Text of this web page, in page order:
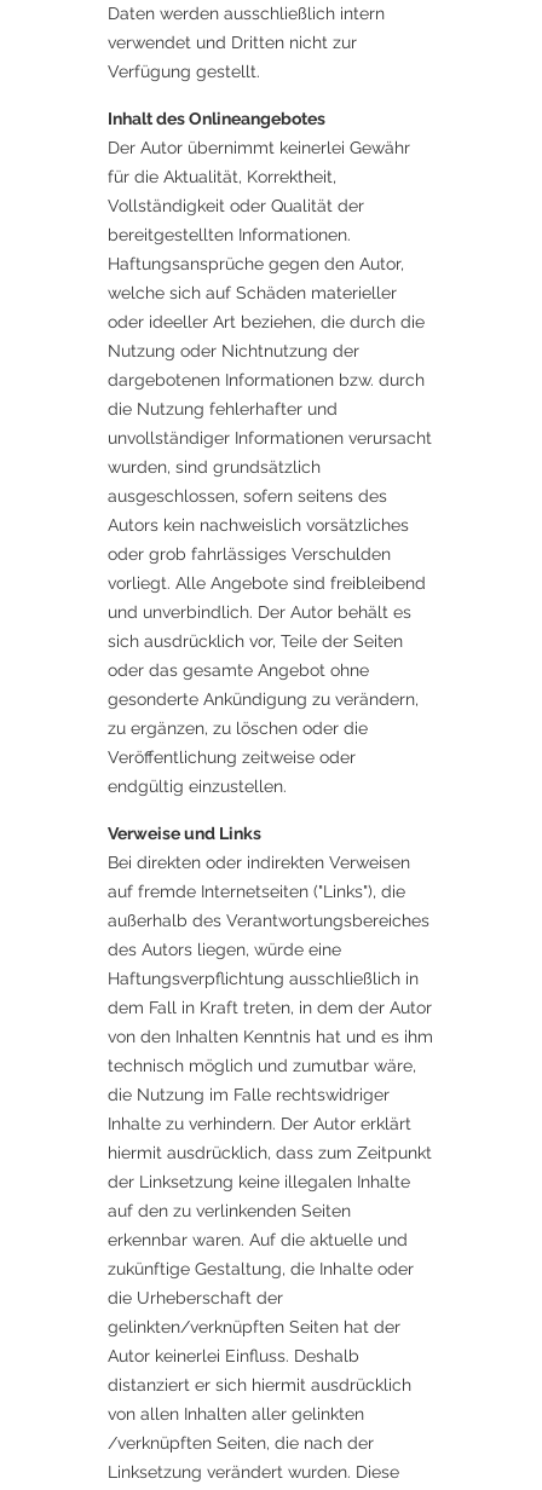
Daten werden ausschließlich intern
verwendet und Dritten nicht zur
Verfügung gestellt.
Inhalt des Onlineangebotes
Der Autor übernimmt keinerlei Gewähr
für die Aktualität, Korrektheit,
Vollständigkeit oder Qualität der
bereitgestellten Informationen.
Haftungsansprüche gegen den Autor,
welche sich auf Schäden materieller
oder ideeller Art beziehen, die durch die
Nutzung oder Nichtnutzung der
dargebotenen Informationen bzw. durch
die Nutzung fehlerhafter und
unvollständiger Informationen verursacht
wurden, sind grundsätzlich
ausgeschlossen, sofern seitens des
Autors kein nachweislich vorsätzliches
oder grob fahrlässiges Verschulden
vorliegt. Alle Angebote sind freibleibend
und unverbindlich. Der Autor behält es
sich ausdrücklich vor, Teile der Seiten
oder das gesamte Angebot ohne
gesonderte Ankündigung zu verändern,
zu ergänzen, zu löschen oder die
Veröffentlichung zeitweise oder
endgültig einzustellen.
Verweise und Links
Bei direkten oder indirekten Verweisen
auf fremde Internetseiten ("Links"), die
außerhalb des Verantwortungsbereiches
des Autors liegen, würde eine
Haftungsverpflichtung ausschließlich in
dem Fall in Kraft treten, in dem der Autor
von den Inhalten Kenntnis hat und es ihm
technisch möglich und zumutbar wäre,
die Nutzung im Falle rechtswidriger
Inhalte zu verhindern. Der Autor erklärt
hiermit ausdrücklich, dass zum Zeitpunkt
der Linksetzung keine illegalen Inhalte
auf den zu verlinkenden Seiten
erkennbar waren. Auf die aktuelle und
zukünftige Gestaltung, die Inhalte oder
die Urheberschaft der
gelinkten/verknüpften Seiten hat der
Autor keinerlei Einfluss. Deshalb
distanziert er sich hiermit ausdrücklich
von allen Inhalten aller gelinkten
/verknüpften Seiten, die nach der
Linksetzung verändert wurden. Diese